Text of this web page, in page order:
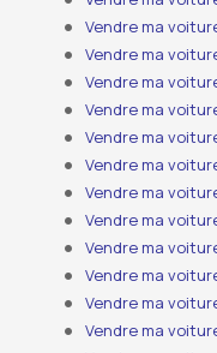
Vendre ma
Vendre ma
Vendre ma
Vendre ma
Vendre ma
Vendre ma
Vendre ma
Vendre ma
Vendre ma
Vendre ma
Vendre ma
Vendre ma